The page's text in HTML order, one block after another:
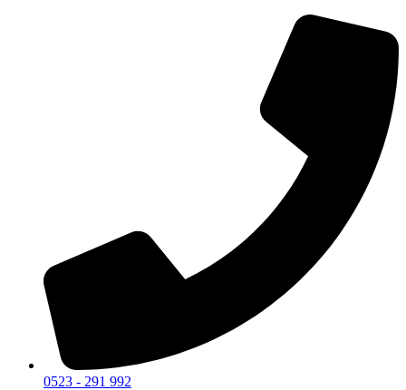
0523 - 291 992